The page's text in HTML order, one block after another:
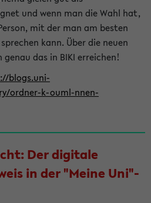
und wenn man die Wahl hat,
mit der man am besten
kann. Über die neuen
das in BIKI erreichen!
blogs.uni-
ordner-k-ouml-nnen-
Der digitale
in der "Meine Uni"-